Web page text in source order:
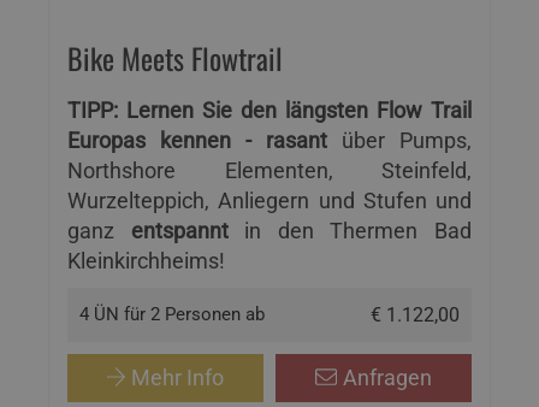
Bike Meets Flowtrail
TIPP: Lernen Sie den längsten Flow Trail
Europas kennen - rasant über Pumps,
Northshore Elementen, Steinfeld,
Wurzelteppich, Anliegern und Stufen und
ganz entspanntin den Thermen Bad
Kleinkirchheims!
4 ÜN für 2 Personen ab € 1.122,00
Mehr Info Anfragen